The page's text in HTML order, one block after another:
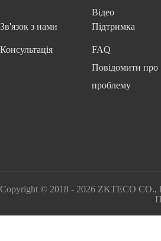
Відео
Зв'язок з нами
Консультація
Підтримка
FAQ
Повідомити про
проблему
Copyright © 2018 - 2026 ZKTECO CO.,